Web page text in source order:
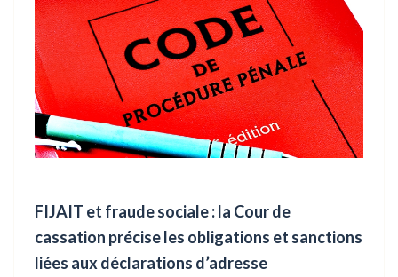
FIJAIT et fraude sociale : la Cour de
cassation précise les obligations et sanctions
liées aux déclarations d’adresse